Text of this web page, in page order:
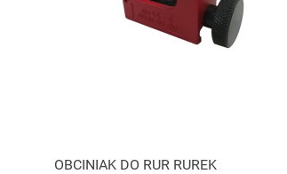
OBCINIAK DO RUR RUREK